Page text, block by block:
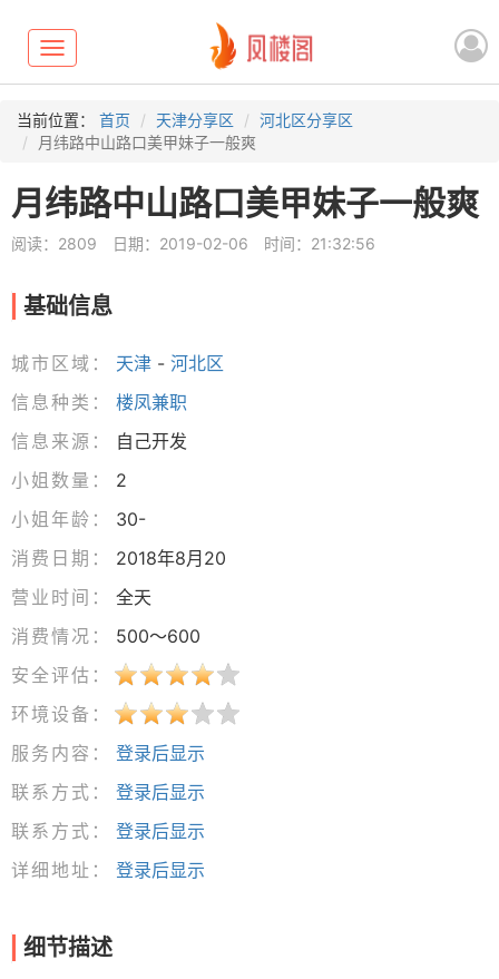
Toggle
navigation
当前位置： 首页 天津分享区
河北区分享区
月纬路中山路口美甲妹子一般爽
月纬路中山路口美甲妹子一般爽
阅读：2809 日期：2019-02-06 时间：21:32:56
基础信息
城市区域： 天津 - 河北区
信息种类：
楼凤兼职
信息来源：
自己开发
小姐数量：
2
小姐年龄：
30-
消费日期：
2018年8月20
营业时间：
全天
消费情况：
500～600
安全评估：
环境设备：
服务内容：
登录后显示
联系方式：
登录后显示
联系方式：
登录后显示
详细地址：
登录后显示
细节描述